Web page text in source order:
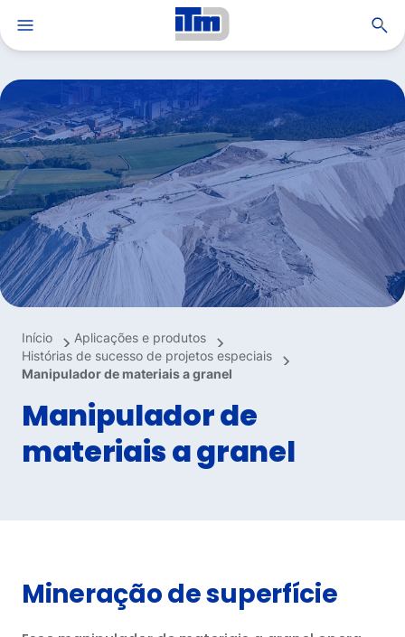
Open search
Grupo ITM
Soluções e serviços
Aplicações e produtos
Inovação e know-how
Sustentabilidade
Carreiras
TrackAdvice®
Notícias
Rede de distribuição
Baixar
Início
Aplicações e produtos
Histórias de sucesso de projetos especiais
Manipulador de materiais a granel
Manipulador de
materiais a granel
Mineração de superfície